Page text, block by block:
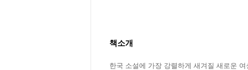
책소개
한국 소설에 가장 강렬하게 새겨질 새로운